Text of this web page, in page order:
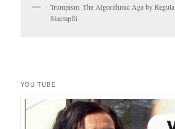
Trumpism. The Algorithmic Age by Regula
Staempfli.
YOU TUBE